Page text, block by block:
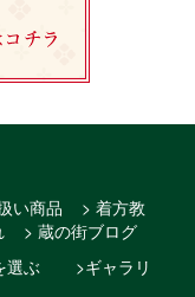
い商品
> 着方教
> 蔵の街ブログ
選ぶ
>ギャラリ